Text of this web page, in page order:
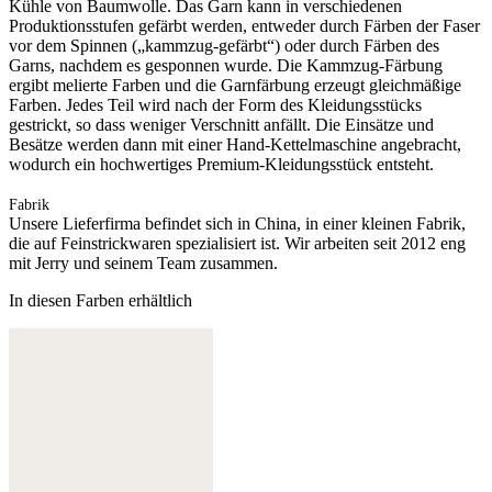
Kühle von Baumwolle. Das Garn kann in verschiedenen
Produktionsstufen gefärbt werden, entweder durch Färben der Faser
vor dem Spinnen („kammzug-gefärbt“) oder durch Färben des
Garns, nachdem es gesponnen wurde. Die Kammzug-Färbung
ergibt melierte Farben und die Garnfärbung erzeugt gleichmäßige
Farben. Jedes Teil wird nach der Form des Kleidungsstücks
gestrickt, so dass weniger Verschnitt anfällt. Die Einsätze und
Besätze werden dann mit einer Hand-Kettelmaschine angebracht,
wodurch ein hochwertiges Premium-Kleidungsstück entsteht.
Fabrik
Unsere Lieferfirma befindet sich in China, in einer kleinen Fabrik,
die auf Feinstrickwaren spezialisiert ist. Wir arbeiten seit 2012 eng
mit Jerry und seinem Team zusammen.
In diesen Farben erhältlich